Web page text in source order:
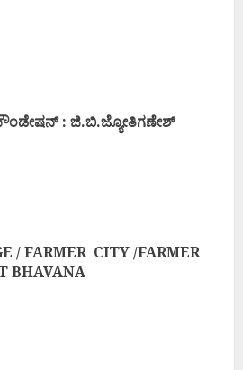
ಫೌಂಡೇಷನ್ : ಜಿ.ಬಿ.ಜ್ಯೋತಿಗಣೇಶ್
/ FARMER CITY /FARMER
BHAVANA